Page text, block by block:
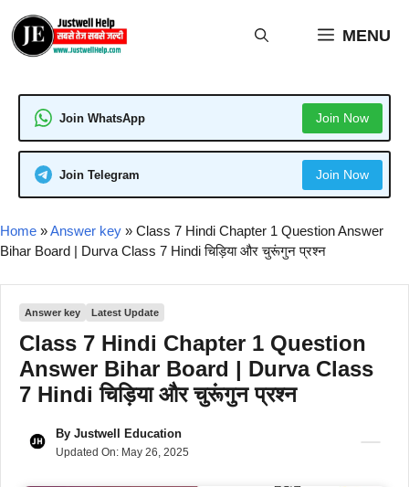
content
MENU
Join WhatsApp Join Now
Join Telegram Join Now
Home »Answer key » Class 7 Hindi Chapter 1 Question Answer
Bihar Board | Durva Class 7 Hindi चिड़िया और चुरूंगुन प्रश्न
Answer key Latest Update
Class 7 Hindi Chapter 1 Question
Answer Bihar Board | Durva Class
7 Hindi चिड़िया और चुरूंगुन प्रश्न
By Justwell Education
Updated On: May 26, 2025